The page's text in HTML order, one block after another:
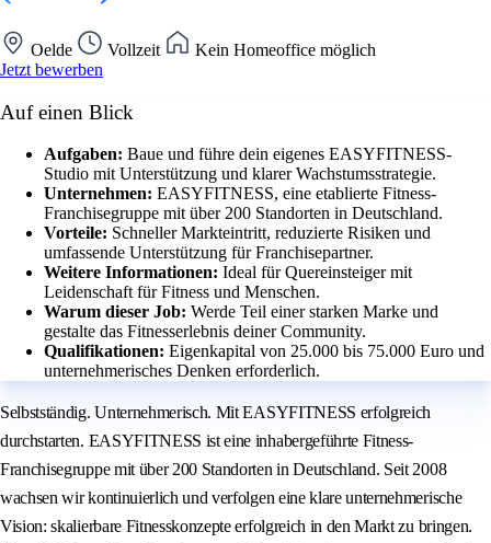
Oelde Vollzeit
Kein Homeoffice möglich
Jetzt bewerben
Auf einen Blick
Aufgaben: Baue und führe dein eigenes EASYFITNESS-
Studio mit Unterstützung und klarer Wachstumsstrategie.
Unternehmen: EASYFITNESS, eine etablierte Fitness-
Franchisegruppe mit über 200 Standorten in Deutschland.
Vorteile: Schneller Markteintritt, reduzierte Risiken und
umfassende Unterstützung für Franchisepartner.
Weitere Informationen: Ideal für Quereinsteiger mit
Leidenschaft für Fitness und Menschen.
Warum dieser Job: Werde Teil einer starken Marke und
gestalte das Fitnesserlebnis deiner Community.
Qualifikationen: Eigenkapital von 25.000 bis 75.000 Euro und
unternehmerisches Denken erforderlich.
Selbstständig. Unternehmerisch. Mit EASYFITNESS erfolgreich
durchstarten. EASYFITNESS ist eine inhabergeführte Fitness-
Franchisegruppe mit über 200 Standorten in Deutschland. Seit 2008
wachsen wir kontinuierlich und verfolgen eine klare unternehmerische
Vision: skalierbare Fitnesskonzepte erfolgreich in den Markt zu bringen.